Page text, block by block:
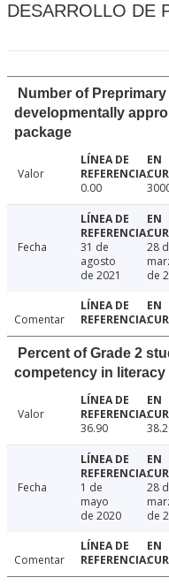
DESARROLLO DE
Number of
developmentally
package
Valor
0.00
Fecha
31 de
agosto
de 2021
28
de
Comentar
Percent of Grade 2
competency in
Valor
36.90
Fecha
1 de
mayo
de 2020
28
de
Comentar